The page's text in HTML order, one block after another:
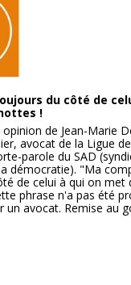
du côté de
!
de Jean-Marie
avocat de la Ligue
parole du SAD
démocratie). "Ma
de celui à qui on met
phrase n'a pas été
un avocat. Remise au